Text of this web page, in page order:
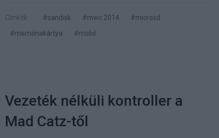
Címkék: #sandisk #mwc 2014
#microsd
#memóriakártya
#mobil
Vezeték nélküli kontroller a
Mad Catz-től